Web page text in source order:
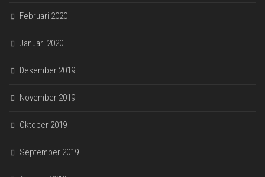
Februari 2020
Januari 2020
Desember 2019
November 2019
Oktober 2019
September 2019